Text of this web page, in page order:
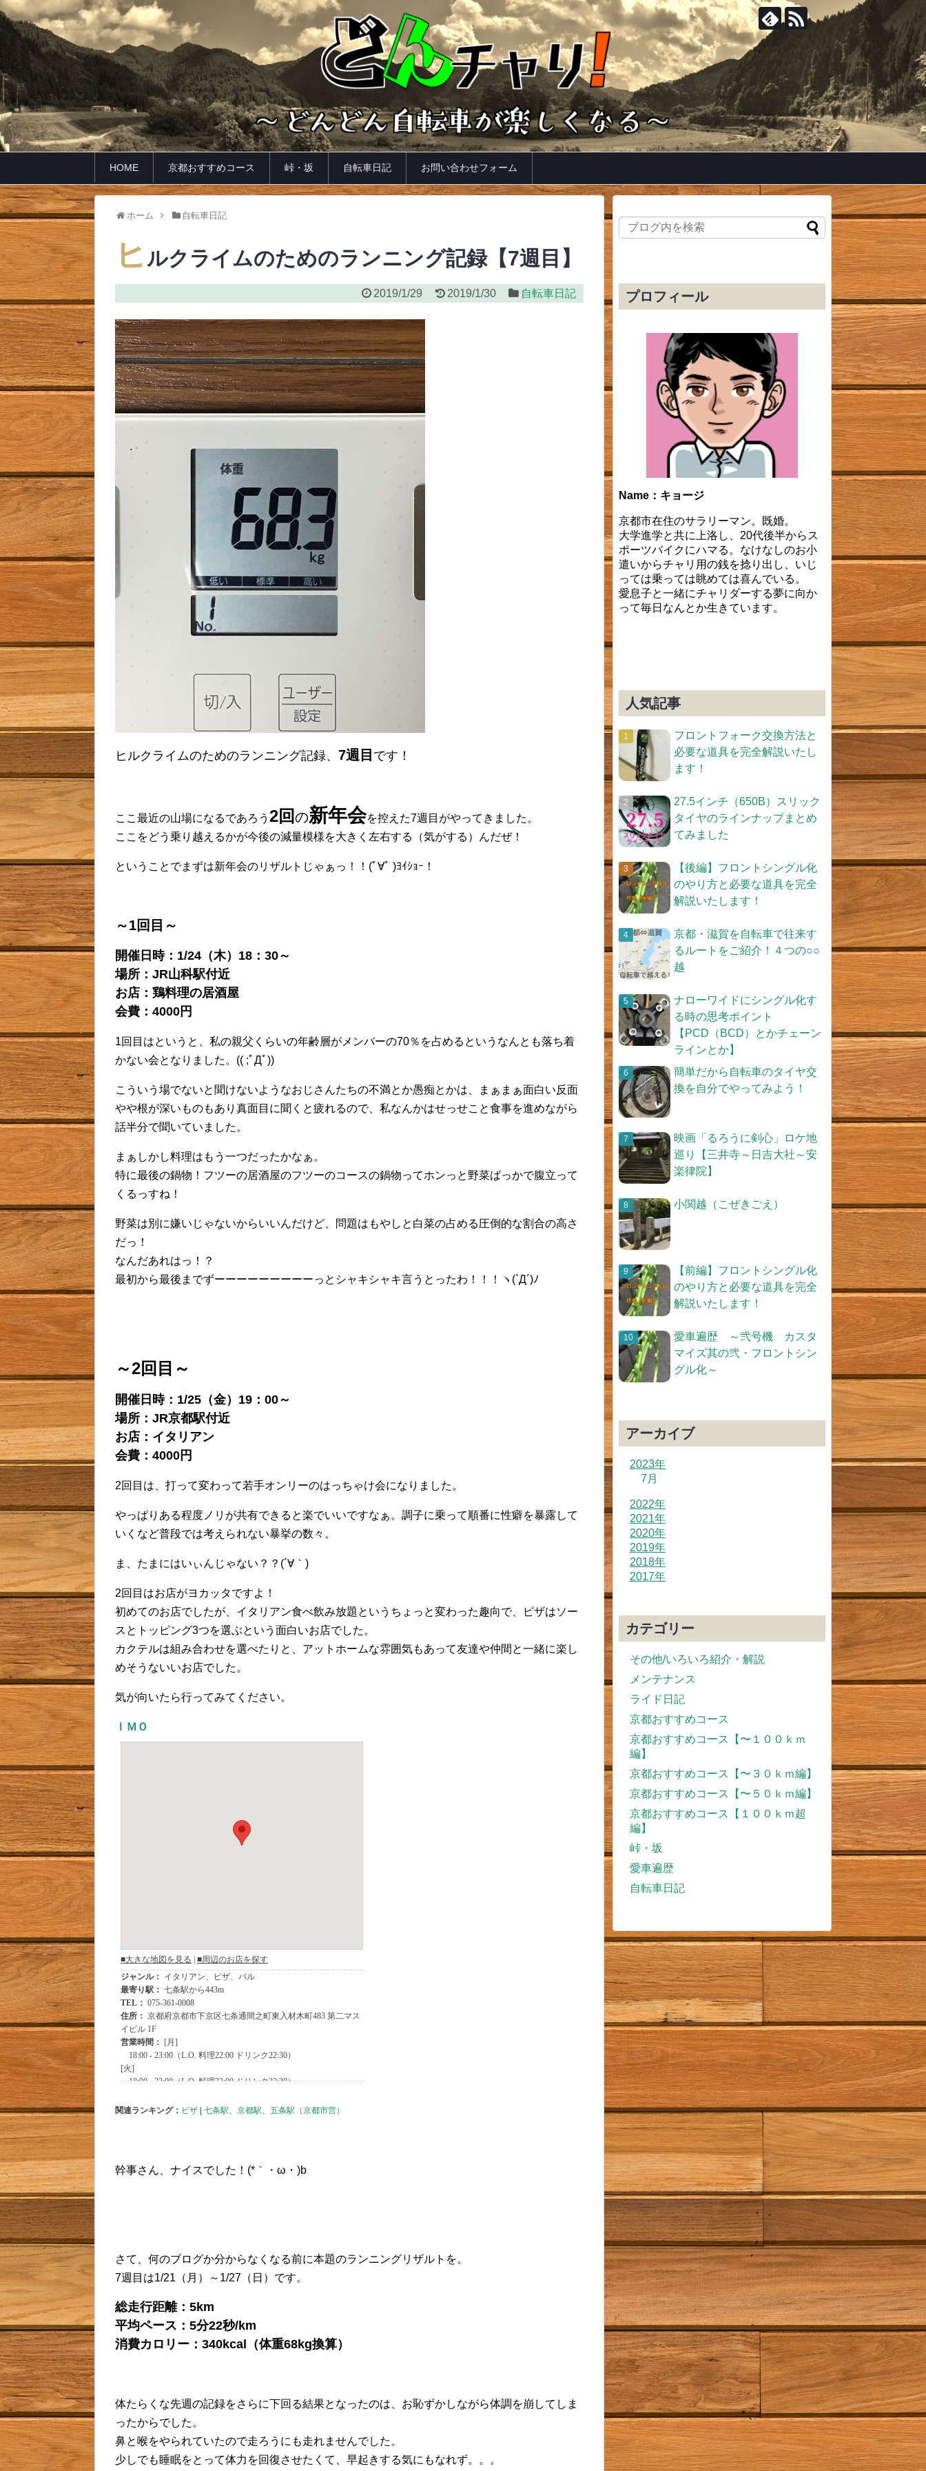
HOME 京都おすすめコース 峠・坂 自転車日記 お問い合わせフォーム
ホーム 自転車日記
ヒ ルクライムのためのランニング記録【7週目】
2019/1/29 2019/1/30 自転車日記
ヒルクライムのためのランニング記録、 7週目 です！
ここ最近の山場になるであろう 2回の新年会を控えた7週目がやってきました。
ここをどう乗り越えるかが今後の減量模様を大きく左右する（気がする）んだぜ！
ということでまずは新年会のリザルトじゃぁっ！！(ﾟ∀ﾟ )ﾖｲｼｮｰ！
～1回目～
開催日時：1/24（木）18：30～
場所：JR山科駅付近
お店：鶏料理の居酒屋
会費：4000円
1回目はというと、私の親父くらいの年齢層がメンバーの70％を占めるというなんとも落ち着
かない会となりました。(( ;ﾟДﾟ))
こういう場でないと聞けないようなおじさんたちの不満とか愚痴とかは、まぁまぁ面白い反面
やや根が深いものもあり真面目に聞くと疲れるので、私なんかはせっせこと食事を進めながら
話半分で聞いていました。
まぁしかし料理はもう一つだったかなぁ。
特に最後の鍋物！フツーの居酒屋のフツーのコースの鍋物ってホンっと野菜ばっかで腹立って
くるっすね！
野菜は別に嫌いじゃないからいいんだけど、問題はもやしと白菜の占める圧倒的な割合の高さ
だっ！
なんだあれはっ！？
最初から最後までずーーーーーーーーーっとシャキシャキ言うとったわ！！！ヽ(`Д´)ﾉ
～2回目～
開催日時：1/25（金）19：00～
場所：JR京都駅付近
お店：イタリアン
会費：4000円
2回目は、打って変わって若手オンリーのはっちゃけ会になりました。
やっぱりある程度ノリが共有できると楽でいいですなぁ。調子に乗って順番に性癖を暴露して
いくなど普段では考えられない暴挙の数々。
ま、たまにはいぃんじゃない？？(´∀｀)
2回目はお店がヨカッタですよ！
初めてのお店でしたが、イタリアン食べ飲み放題というちょっと変わった趣向で、ピザはソー
スとトッピング3つを選ぶという面白いお店でした。
カクテルは組み合わせを選べたりと、アットホームな雰囲気もあって友達や仲間と一緒に楽し
めそうないいお店でした。
気が向いたら行ってみてください。
ＩＭＯ
関連ランキング： ピザ | 七条駅 京都駅 五条駅（京都市営）
幹事さん、ナイスでした！(*｀・ω・)b
さて、何のブログか分からなくなる前に本題のランニングリザルトを。
7週目は1/21（月）～1/27（日）です。
総走行距離：5km
平均ペース：5分22秒/km
消費カロリー：340kcal（体重68kg換算）
体たらくな先週の記録をさらに下回る結果となったのは、お恥ずかしながら体調を崩してしま
ったからでした。
鼻と喉をやられていたので走ろうにも走れませんでした。
少しでも睡眠をとって体力を回復させたくて、早起きする気にもなれず。。。
プロフィール
Name：キョージ
京都市在住のサラリーマン。既婚。
大学進学と共に上洛し、20代後半からス
ポーツバイクにハマる。なけなしのお小
遣いからチャリ用の銭を捻り出し、いじ
っては乗っては眺めては喜んでいる。
愛息子と一緒にチャリダーする夢に向か
って毎日なんとか生きています。
人気記事
フロントフォーク交換方法と
必要な道具を完全解説いたし
ます！
27.5インチ（650B）スリック
タイヤのラインナップまとめ
てみました
【後編】フロントシングル化
のやり方と必要な道具を完全
解説いたします！
京都・滋賀を自転車で往来す
るルートをご紹介！４つの○○
越
ナローワイドにシングル化す
る時の思考ポイント
【PCD（BCD）とかチェーン
ラインとか】
簡単だから自転車のタイヤ交
換を自分でやってみよう！
映画「るろうに剣心」ロケ地
巡り【三井寺～日吉大社～安
楽律院】
小関越（こぜきごえ）
【前編】フロントシングル化
のやり方と必要な道具を完全
解説いたします！
愛車遍歴 ～弐号機 カスタ
マイズ其の弐・フロントシン
グル化～
アーカイブ
2023年
7月
2022年
2021年
2020年
2019年
2018年
2017年
カテゴリー
その他/いろいろ紹介・解説
メンテナンス
ライド日記
京都おすすめコース
京都おすすめコース【〜１００ｋｍ
編】
京都おすすめコース【〜３０ｋｍ編】
京都おすすめコース【〜５０ｋｍ編】
京都おすすめコース【１００ｋｍ超
編】
峠・坂
愛車遍歴
自転車日記